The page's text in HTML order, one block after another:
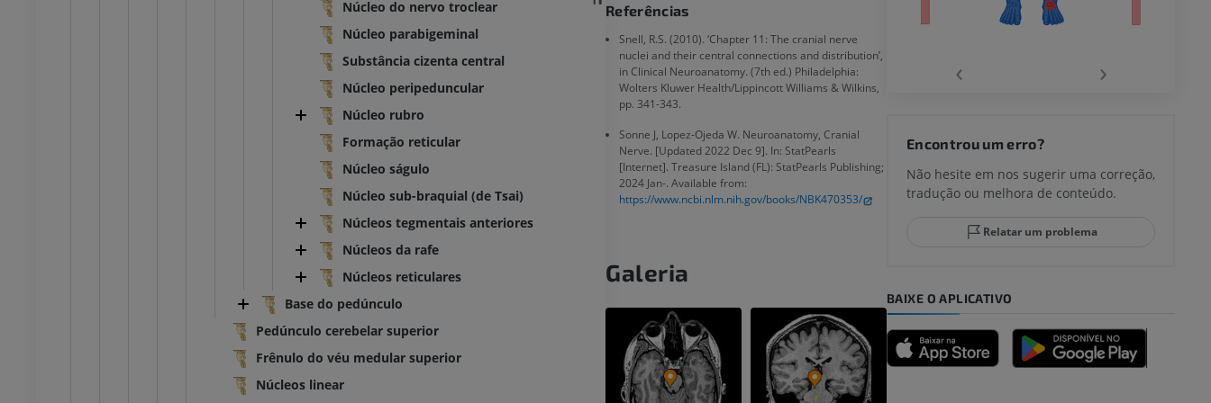
Núcleo do nervo troclear
Núcleo parabigeminal
Substância cizenta central
Núcleo peripeduncular
Núcleo rubro
Formação reticular
Núcleo ságulo
Núcleo sub-braquial (de Tsai)
Núcleos tegmentais anteriores
Núcleos da rafe
Núcleos reticulares
Base do pedúnculo
Pedúnculo cerebelar superior
Frênulo do véu medular superior
Núcleos linear
Referências
Snell, R.S. (2010). ‘Chapter 11: The cranial nerve
nuclei and their central connections and distribution’,
in Clinical Neuroanatomy. (7th ed.) Philadelphia:
Wolters Kluwer Health/Lippincott Williams & Wilkins,
pp. 341-343.
Sonne J, Lopez-Ojeda W. Neuroanatomy, Cranial
Nerve. [Updated 2022 Dec 9]. In: StatPearls
[Internet]. Treasure Island (FL): StatPearls Publishing;
2024 Jan-. Available from:
https://www.ncbi.nlm.nih.gov/books/NBK470353/
Galeria
TC do tornozelo e do pé
IRM da mão
IRM
PREMIUM
Membro superior
Ilustrações
Arteriografia do membro
IRM do joelho
IRM
PREMIUM
Artrografia do joelho
Artrografia CT
PREMIUM
PREMIUM
‹ ›
Encontrou um erro?
Não hesite em nos sugerir uma correção,
tradução ou melhora de conteúdo.
Relatar um problema
BAIXE O APLICATIVO